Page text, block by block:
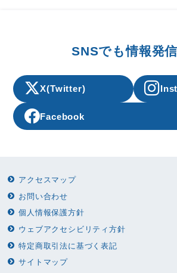
送
り
SNSでも情報発
X(Twitter)
Facebook
アクセスマップ
お問い合わせ
個人情報保護方針
ウェブアクセシビリティ方針
特定商取引法に基づく表記
サイトマップ